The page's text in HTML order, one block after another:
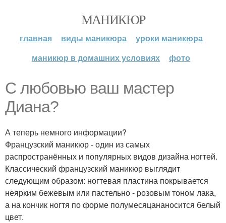
МАНИКЮР
главная виды маникюра
уроки маникюра
маникюр в домашних условиях
фото
С любовью ваш мастер
Диана?
А теперь немного информации?
Французский маникюр - один из самых
распространённых и популярных видов дизайна ногтей.
Классический французский маникюр выглядит
следующим образом: ногтевая пластина покрывается
неярким бежевым или пастельно - розовым тоном лака,
а на кончик ногтя по форме полумесяцананосится белый
цвет.